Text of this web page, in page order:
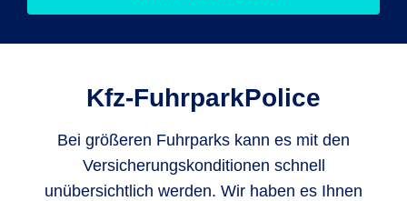
Kfz-FuhrparkPolice
Bei größeren Fuhrparks kann es mit den
Versicherungskonditionen schnell
unübersichtlich werden. Wir haben es Ihnen